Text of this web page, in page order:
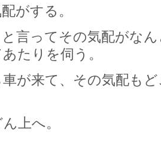
がする。
言ってその気配がな
たりを伺う。
が来て、その気配も
上へ。